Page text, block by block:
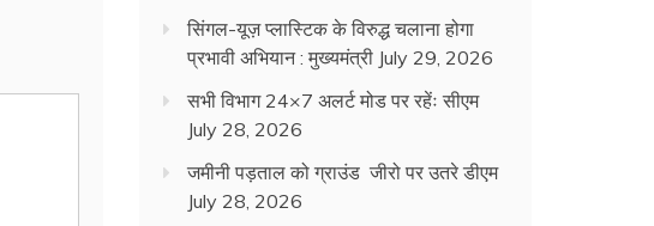
सिंगल-यूज़ प्लास्टिक के विरुद्ध चलाना होगा
प्रभावी अभियान : मुख्यमंत्री July 29, 2026
सभी विभाग 24×7 अलर्ट मोड पर रहेंः सीएम
July 28, 2026
जमीनी पड़ताल को ग्राउंड जीरो पर उतरे डीएम
July 28, 2026